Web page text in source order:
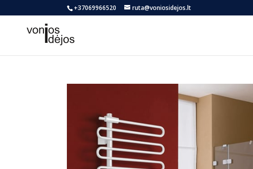
+37069966520 ruta@voniosidejos.lt